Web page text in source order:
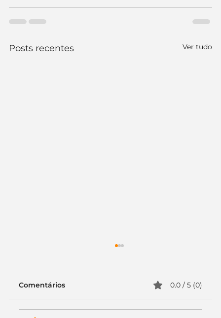
Posts recentes Ver tudo
Comentários 0.0 / 5 (0)